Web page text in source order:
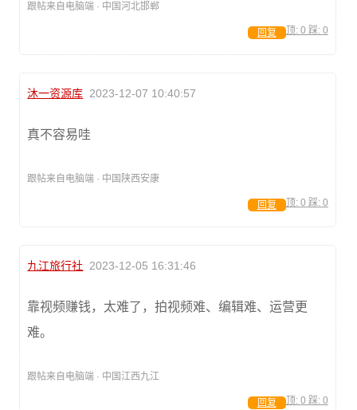
跟帖来自电脑端 · 中国河北邯郸
顶: 0 踩: 0
回复
沐一资源库 2023-12-07 10:40:57
真不容易哇
跟帖来自电脑端 · 中国陕西安康
顶: 0 踩: 0
回复
九江旅行社 2023-12-05 16:31:46
靠视频赚钱，太难了，拍视频难、编辑难、运营更
难。
跟帖来自电脑端 · 中国江西九江
顶: 0 踩: 0
回复